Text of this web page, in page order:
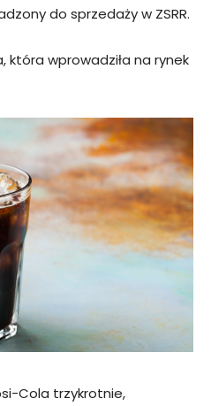
do sprzedaży w ZSRR.
która wprowadziła na rynek
Cola trzykrotnie,